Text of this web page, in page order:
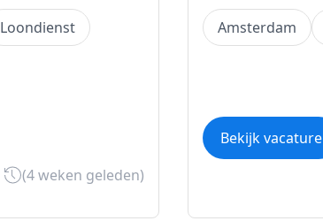
Loondienst
(4 weken geleden)
Amsterdam
Bekijk vacature